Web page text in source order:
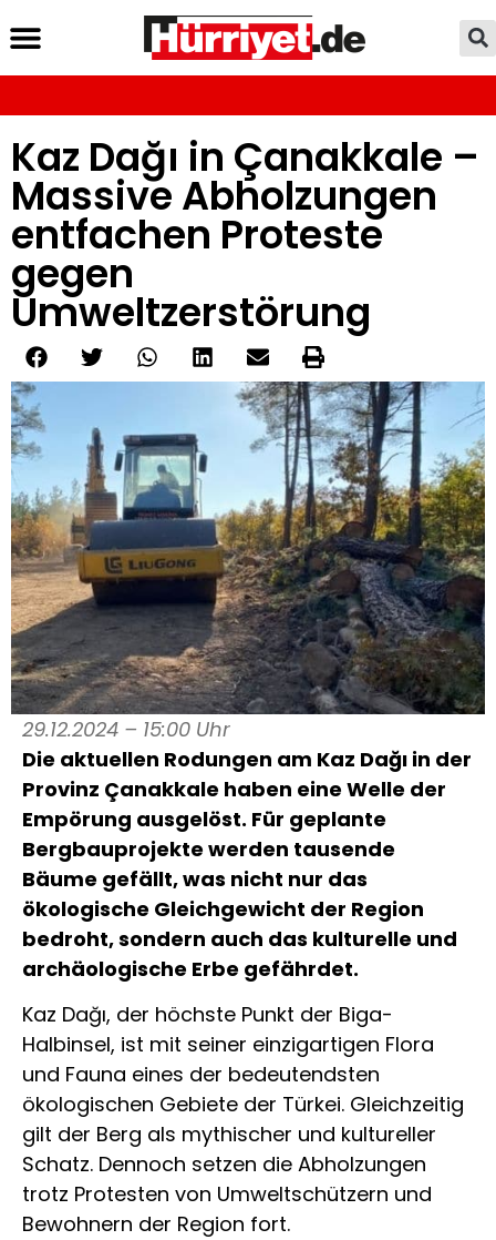
Kaz Dağı in Çanakkale –
Massive Abholzungen
entfachen Proteste
gegen
Umweltzerstörung
29.12.2024 – 15:00 Uhr
Die aktuellen Rodungen am Kaz Dağı in der
Provinz Çanakkale haben eine Welle der
Empörung ausgelöst. Für geplante
Bergbauprojekte werden tausende
Bäume gefällt, was nicht nur das
ökologische Gleichgewicht der Region
bedroht, sondern auch das kulturelle und
archäologische Erbe gefährdet.
Kaz Dağı, der höchste Punkt der Biga-
Halbinsel, ist mit seiner einzigartigen Flora
und Fauna eines der bedeutendsten
ökologischen Gebiete der Türkei. Gleichzeitig
gilt der Berg als mythischer und kultureller
Schatz. Dennoch setzen die Abholzungen
trotz Protesten von Umweltschützern und
Bewohnern der Region fort.